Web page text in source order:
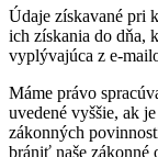
Údaje získavané pri
ich získania do dňa,
vyplývajúca z e-
Máme právo
uvedené vyššie, ak
zákonných
brániť naše zákonné